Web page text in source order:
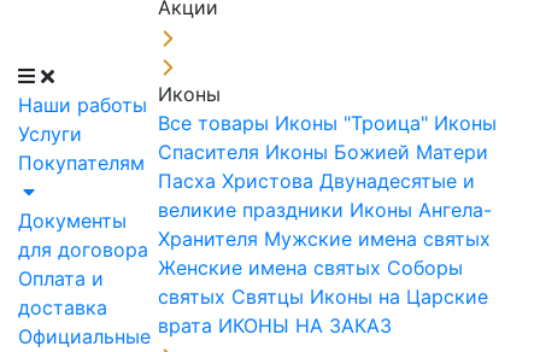
Наши работы
Услуги
Покупателям
Документы
для договора
Оплата и
доставка
Официальные
Акции
Иконы
Все товары Иконы "Троица" Иконы
Спасителя Иконы Божией Матери
Пасха Христова Двунадесятые и
великие праздники Иконы Ангела-
Хранителя Мужские имена святых
Женские имена святых Соборы
святых Святцы Иконы на Царские
врата ИКОНЫ НА ЗАКАЗ